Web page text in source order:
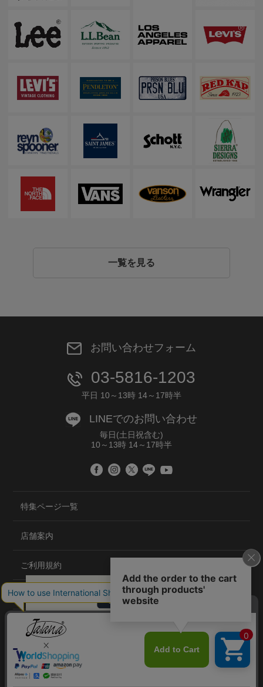
一覧を見る
お問い合わせフォーム
03-5816-1203
平日 10～13時 14～17時半
LINEでのお問い合わせ
毎日(土日祝含む)
10～13時 14～17時半
特集ページ一覧
店舗案内
ご利用規約
プライバシーポリシー
特定商取引法について
会社概要